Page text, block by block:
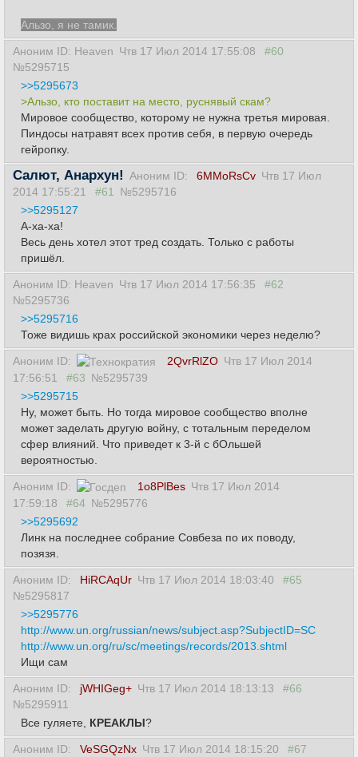
Альзо, я не тамик.
Аноним ID: Heaven Чтв 17 Июл 2014 17:55:08
#60
№5295715
>>5295673
>Альзо, кто поставит на место, руснявый скам?
Мировое сообщество, которому не нужна третья мировая.
Пиндосы натравят всех против себя, в первую очередь
гейропку.
Салют, Анархун! Аноним ID: 6MMoRsCv Чтв 17 Июл
2014 17:55:21
#61
№5295716
>>5295127
А-ха-ха!
Весь день хотел этот тред создать. Только с работы
пришёл.
Аноним ID: Heaven Чтв 17 Июл 2014 17:56:35
#62
№5295736
>>5295716
Тоже видишь крах российской экономики через неделю?
Аноним ID: 2QvrRlZO Чтв 17 Июл 2014
17:56:51
#63 №5295739
>>5295715
Ну, может быть. Но тогда мировое сообщество вполне
может заделать другую войну, с тотальным переделом
сфер влияний. Что приведет к 3-й с бОльшей
вероятностью.
Аноним ID: 1o8PlBes Чтв 17 Июл 2014
17:59:18
#64 №5295776
>>5295692
Линк на последнее собрание Совбеза по их поводу,
позязя.
Аноним ID: HiRCAqUr Чтв 17 Июл 2014 18:03:40
#65
№5295817
>>5295776
http://www.un.org/russian/news/subject.asp?SubjectID=SC
http://www.un.org/ru/sc/meetings/records/2013.shtml
Ищи сам
Аноним ID: jWHIGeg+ Чтв 17 Июл 2014 18:13:13
#66
№5295911
Все гуляете, КРЕАКЛЫ?
Аноним ID: VeSGQzNx Чтв 17 Июл 2014 18:15:20
#67